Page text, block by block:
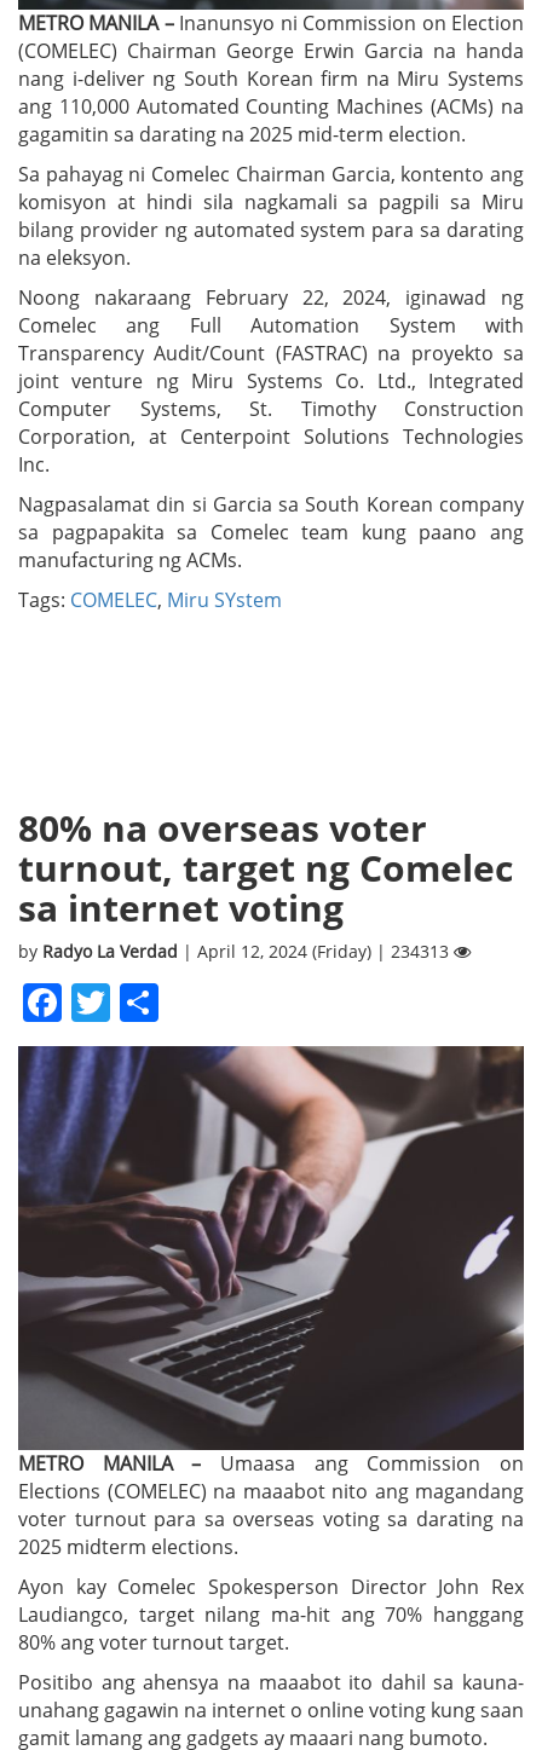
METRO MANILA –Inanunsyo ni Commission on Election
(COMELEC) Chairman George Erwin Garcia na handa
nang i-deliver ng South Korean firm na Miru Systems
ang 110,000 Automated Counting Machines (ACMs) na
gagamitin sa darating na 2025 mid-term election.
Sa pahayag ni Comelec Chairman Garcia, kontento ang
komisyon at hindi sila nagkamali sa pagpili sa Miru
bilang provider ng automated system para sa darating
na eleksyon.
Noong nakaraang February 22, 2024, iginawad ng
Comelec ang Full Automation System with
Transparency Audit/Count (FASTRAC) na proyekto sa
joint venture ng Miru Systems Co. Ltd., Integrated
Computer Systems, St. Timothy Construction
Corporation, at Centerpoint Solutions Technologies
Inc.
Nagpasalamat din si Garcia sa South Korean company
sa pagpapakita sa Comelec team kung paano ang
manufacturing ng ACMs.
Tags: COMELEC, Miru SYstem
80% na overseas voter
turnout, target ng Comelec
sa internet voting
by Radyo La Verdad | April 12, 2024 (Friday) | 234313
Facebook
Twitter
METRO MANILA – Umaasa ang Commission on
Elections (COMELEC) na maaabot nito ang magandang
voter turnout para sa overseas voting sa darating na
2025 midterm elections.
Ayon kay Comelec Spokesperson Director John Rex
Laudiangco, target nilang ma-hit ang 70% hanggang
80% ang voter turnout target.
Positibo ang ahensya na maaabot ito dahil sa kauna-
unahang gagawin na internet o online voting kung saan
gamit lamang ang gadgets ay maaari nang bumoto.